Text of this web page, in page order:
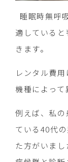
睡眠時無呼
適している
きます。
レンタル費
機種によって
例えば、私
ている40代
た方がいま